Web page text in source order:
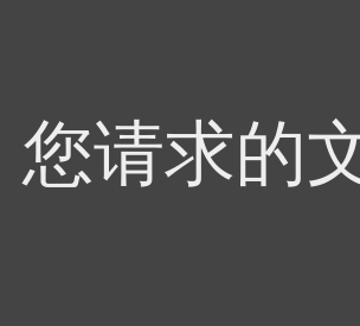
您请求的